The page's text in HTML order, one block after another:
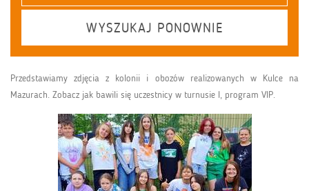
WYSZUKAJ PONOWNIE
Przedstawiamy zdjęcia z kolonii i obozów realizowanych w Kulce na
Mazurach. Zobacz jak bawili się uczestnicy w turnusie I, program VIP.